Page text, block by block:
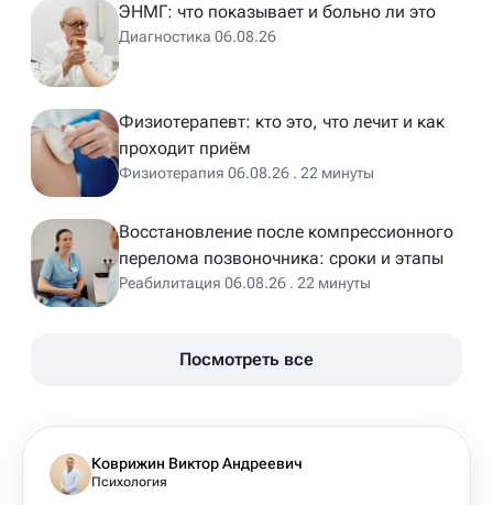
ЭНМГ: что показывает и больно ли это
Диагностика 06.08.26
Физиотерапевт: кто это, что лечит и как
проходит приём
Физиотерапия 06.08.26 . 22 минуты
Восстановление после компрессионного
перелома позвоночника: сроки и этапы
Реабилитация 06.08.26 . 22 минуты
Посмотреть все
Коврижин Виктор Андреевич
Психология